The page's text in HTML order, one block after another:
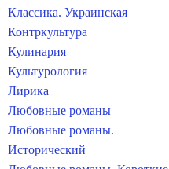
Классика. Украинская
Контркультура
Кулинария
Культурология
Лирика
Любовные романы
Любовные романы.
Исторический